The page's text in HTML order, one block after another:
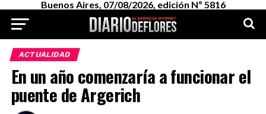
Buenos Aires, 07/08/2026, edición Nº 5816
ACTUALIDAD
En un año comenzaría a funcionar el
puente de Argerich